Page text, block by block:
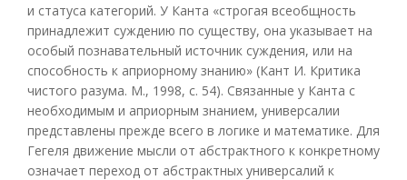
и статуса категорий. У Канта «строгая всеобщность
принадлежит суждению по существу, она указывает на
особый познавательный источник суждения, или на
способность к априорному знанию» (Кант И. Критика
чистого разума. М., 1998, с. 54). Связанные у Канта с
необходимым и априорным знанием, универсалии
представлены прежде всего в логике и математике. Для
Гегеля движение мысли от абстрактного к конкретному
означает переход от абстрактных универсалий к